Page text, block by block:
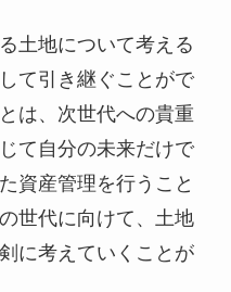
土地について考える
て引き継ぐことがで
は、次世代への貴重
て自分の未来だけで
資産管理を行うこと
世代に向けて、土地
に考えていくことが